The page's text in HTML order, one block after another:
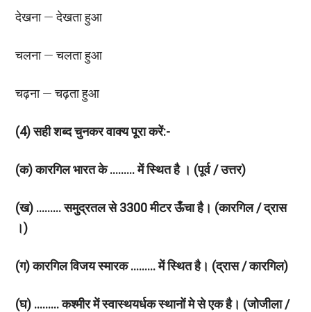
देखना — देखता हुआ
चलना — चलता हुआ
चढ़ना — चढ़ता हुआ
(4) सही शब्द चुनकर वाक्य पूरा करें:-
(क) कारगिल भारत के ……… में स्थित है । (पूर्व / उत्तर)
(ख) ……… समुद्रतल से 3300 मीटर ऊँचा है। (कारगिल / द्रास
।)
(ग) कारगिल विजय स्मारक ……… में स्थित है। (द्रास / कारगिल)
(घ) ……… कश्मीर में स्वास्थयर्धक स्थानों मे से एक है। (जोजीला /